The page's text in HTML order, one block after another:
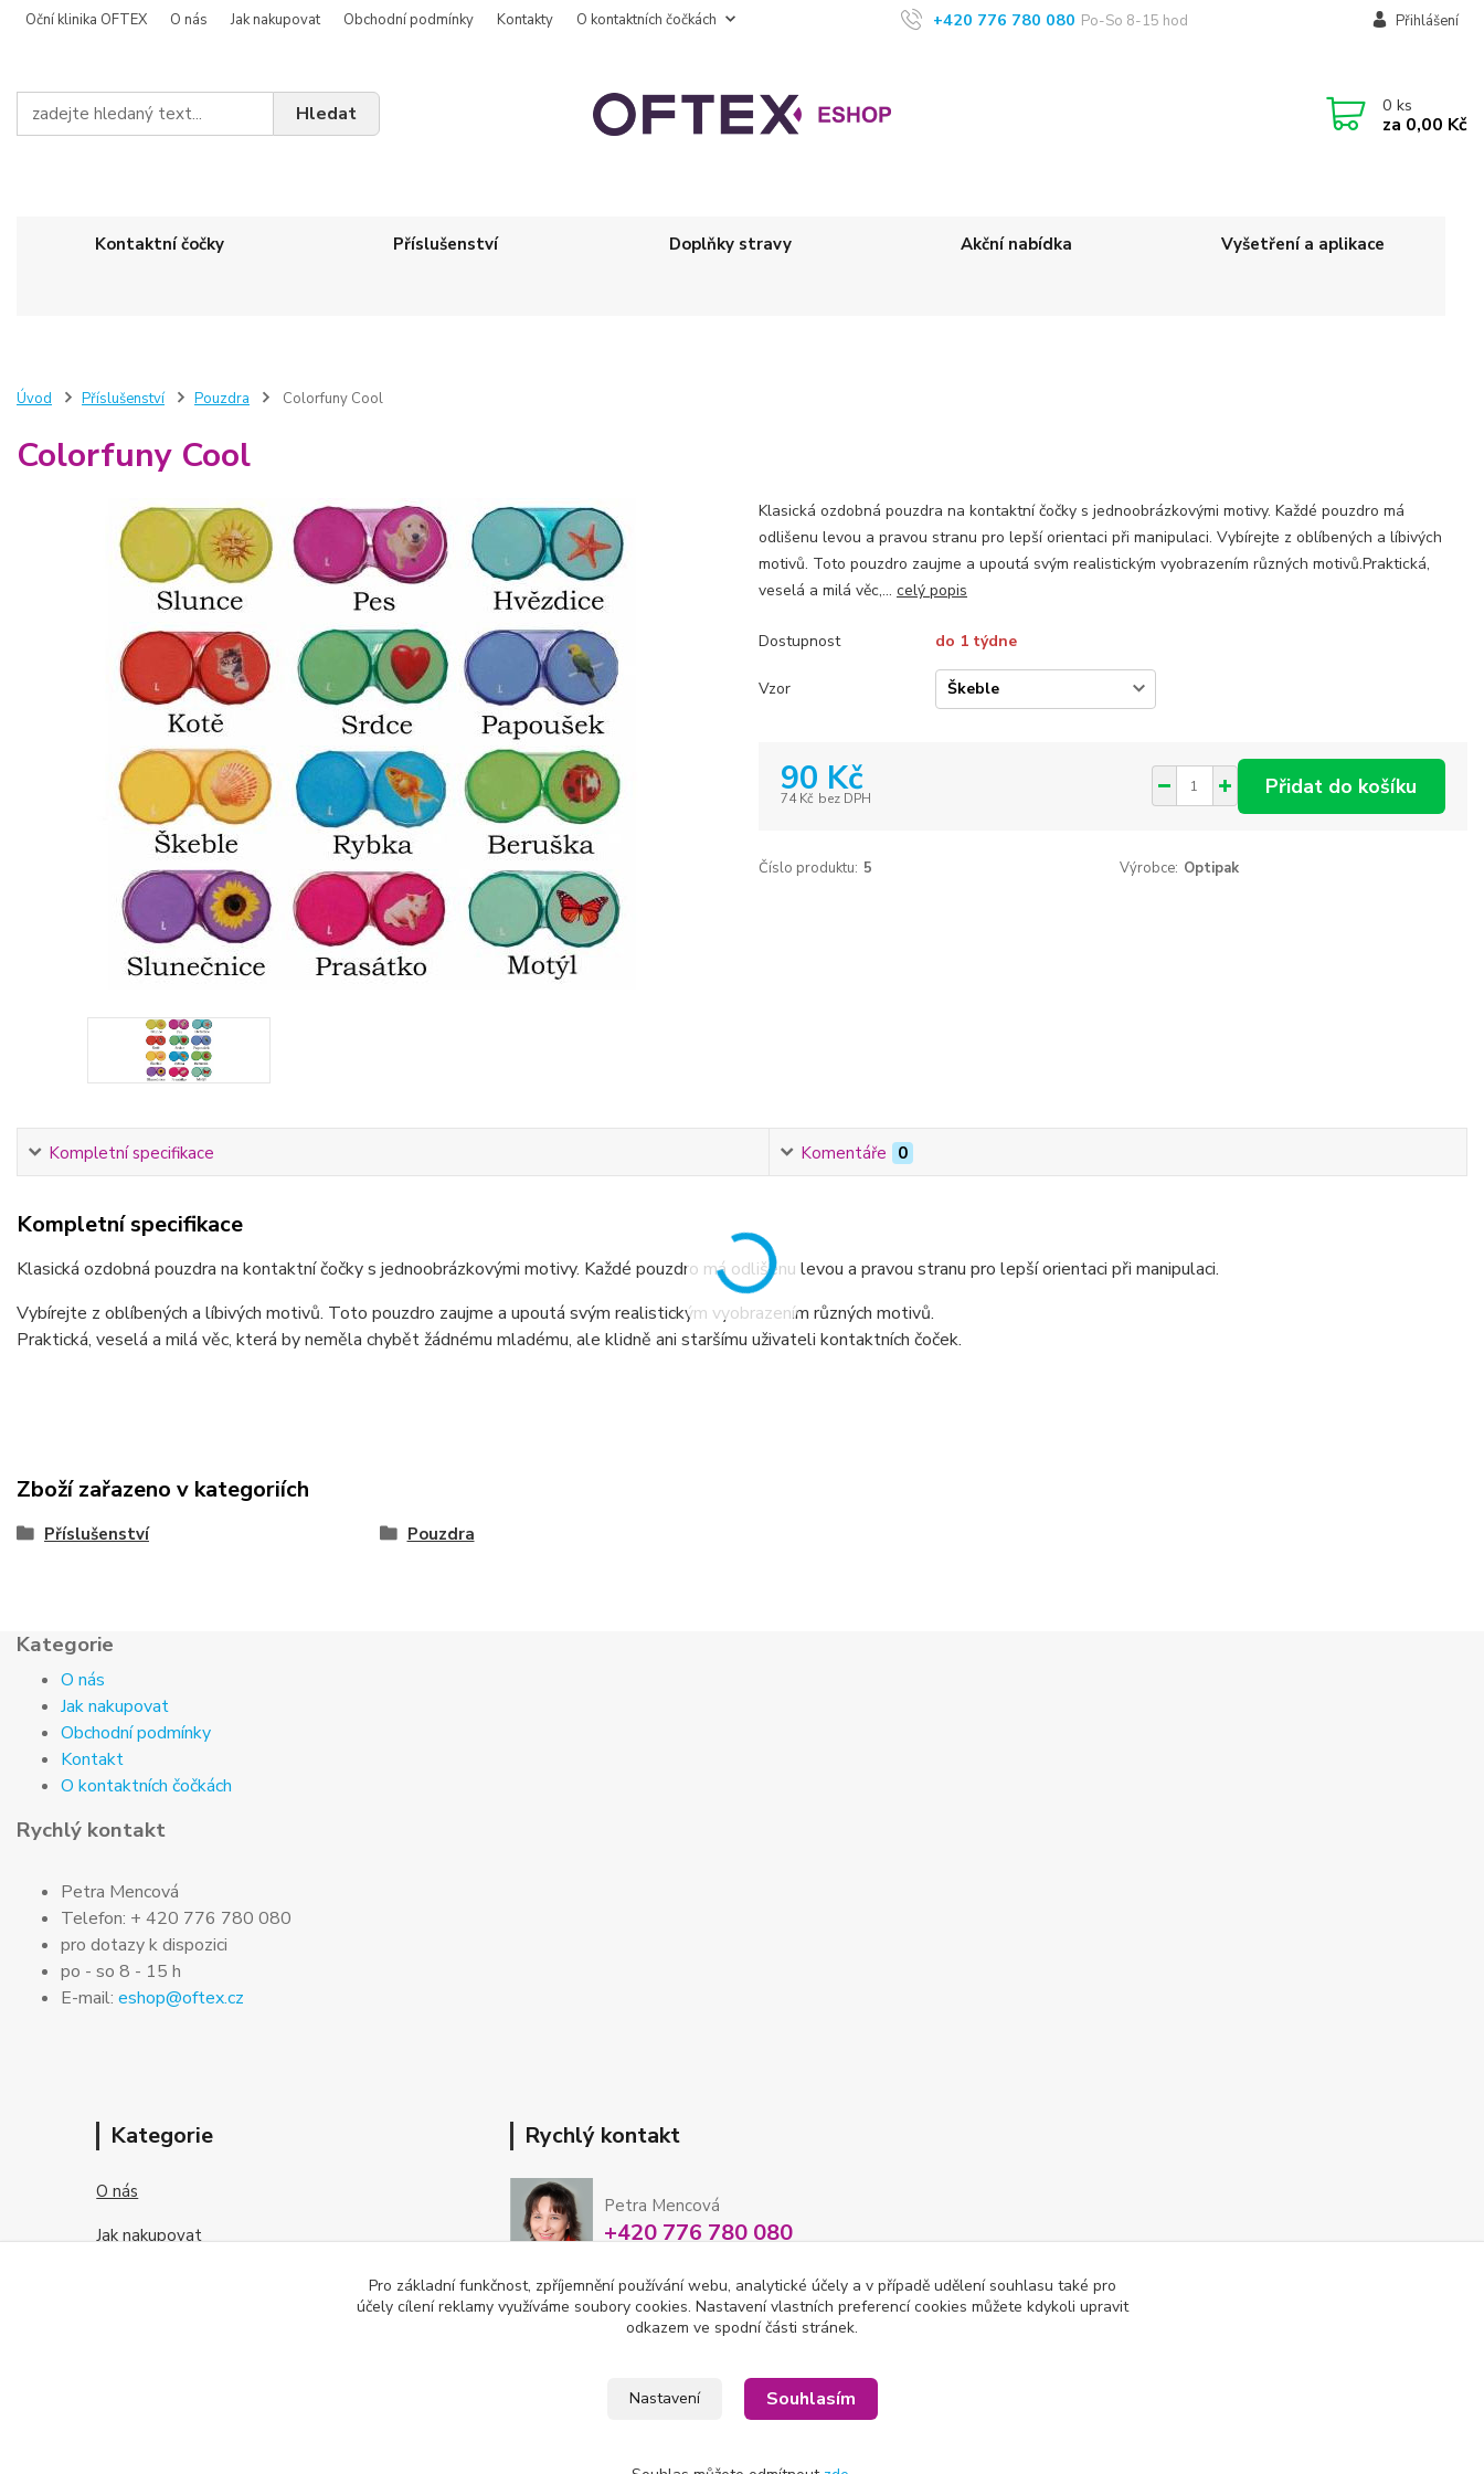
Oční klinika OFTEX O nás Jak nakupovat Obchodní podmínky Kontakty O kontaktních čočkách Přihlášení
Hledat
+420 776 780 080 Po-So 8-15 hod
0 ks
za 0,00 Kč
Kontaktní čočky Příslušenství Doplňky stravy Akční nabídka Vyšetření a aplikace
Úvod Příslušenství Pouzdra Colorfuny Cool
Colorfuny Cool
Klasická ozdobná pouzdra na kontaktní čočky s jednoobrázkovými motivy. Každé pouzdro má
odlišenu levou a pravou stranu pro lepší orientaci při manipulaci. Vybírejte z oblíbených a líbivých
motivů. Toto pouzdro zaujme a upoutá svým realistickým vyobrazením různých motivů.Praktická,
veselá a milá věc,... celý popis
Dostupnost do 1 týdne
Vzor
90 Kč
74 Kč bez DPH Přidat do košíku
Číslo produktu: 5 Výrobce: Optipak
Kompletní specifikace Komentáře 0
Kompletní specifikace
Klasická ozdobná pouzdra na kontaktní čočky s jednoobrázkovými motivy. Každé pouzdro má odlišenu levou a pravou stranu pro lepší orientaci při manipulaci.
Vybírejte z oblíbených a líbivých motivů. Toto pouzdro zaujme a upoutá svým realistickým vyobrazením různých motivů.
Praktická, veselá a milá věc, která by neměla chybět žádnému mladému, ale klidně ani staršímu uživateli kontaktních čoček.
Zboží zařazeno v kategoriích
Příslušenství Pouzdra
Kategorie
O nás
Jak nakupovat
Obchodní podmínky
Kontakt
O kontaktních čočkách
Rychlý kontakt
Petra Mencová
Telefon: + 420 776 780 080
pro dotazy k dispozici
po - so 8 - 15 h
E-mail: eshop@oftex.cz
Kategorie
O nás
Jak nakupovat
Rychlý kontakt
Petra Mencová
+420 776 780 080
eshop@oftex.cz
Pro základní funkčnost, zpříjemnění používání webu, analytické účely a v případě udělení souhlasu také pro
účely cílení reklamy využíváme soubory cookies. Nastavení vlastních preferencí cookies můžete kdykoli upravit
odkazem ve spodní části stránek.
Nastavení Souhlasím